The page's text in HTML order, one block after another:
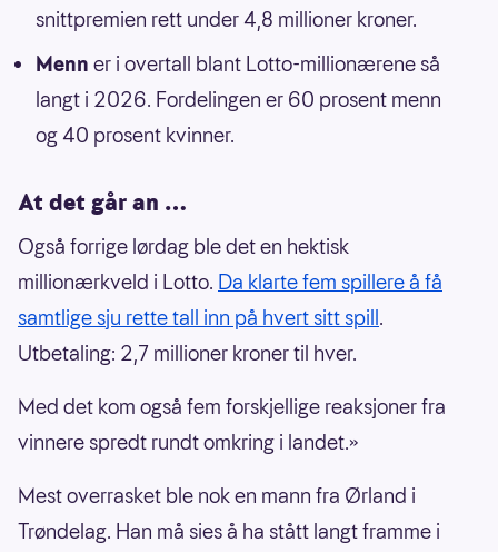
snittpremien rett under 4,8 millioner kroner.
Menn er i overtall blant Lotto-millionærene så
langt i 2026. Fordelingen er 60 prosent menn
og 40 prosent kvinner.
At det går an …
Også forrige lørdag ble det en hektisk
millionærkveld i Lotto. Da klarte fem spillere å få
samtlige sju rette tall inn på hvert sitt spill.
Utbetaling: 2,7 millioner kroner til hver.
Med det kom også fem forskjellige reaksjoner fra
vinnere spredt rundt omkring i landet.»
Mest overrasket ble nok en mann fra Ørland i
Trøndelag. Han må sies å ha stått langt framme i